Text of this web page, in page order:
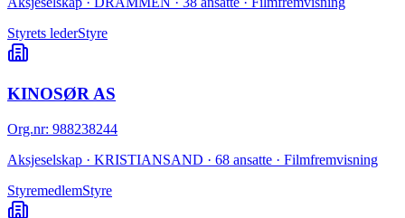
Styrets lederStyre
KINOSØR AS
Org.nr: 988238244
Aksjeselskap · KRISTIANSAND · 68 ansatte · Filmfremvisning
StyremedlemStyre